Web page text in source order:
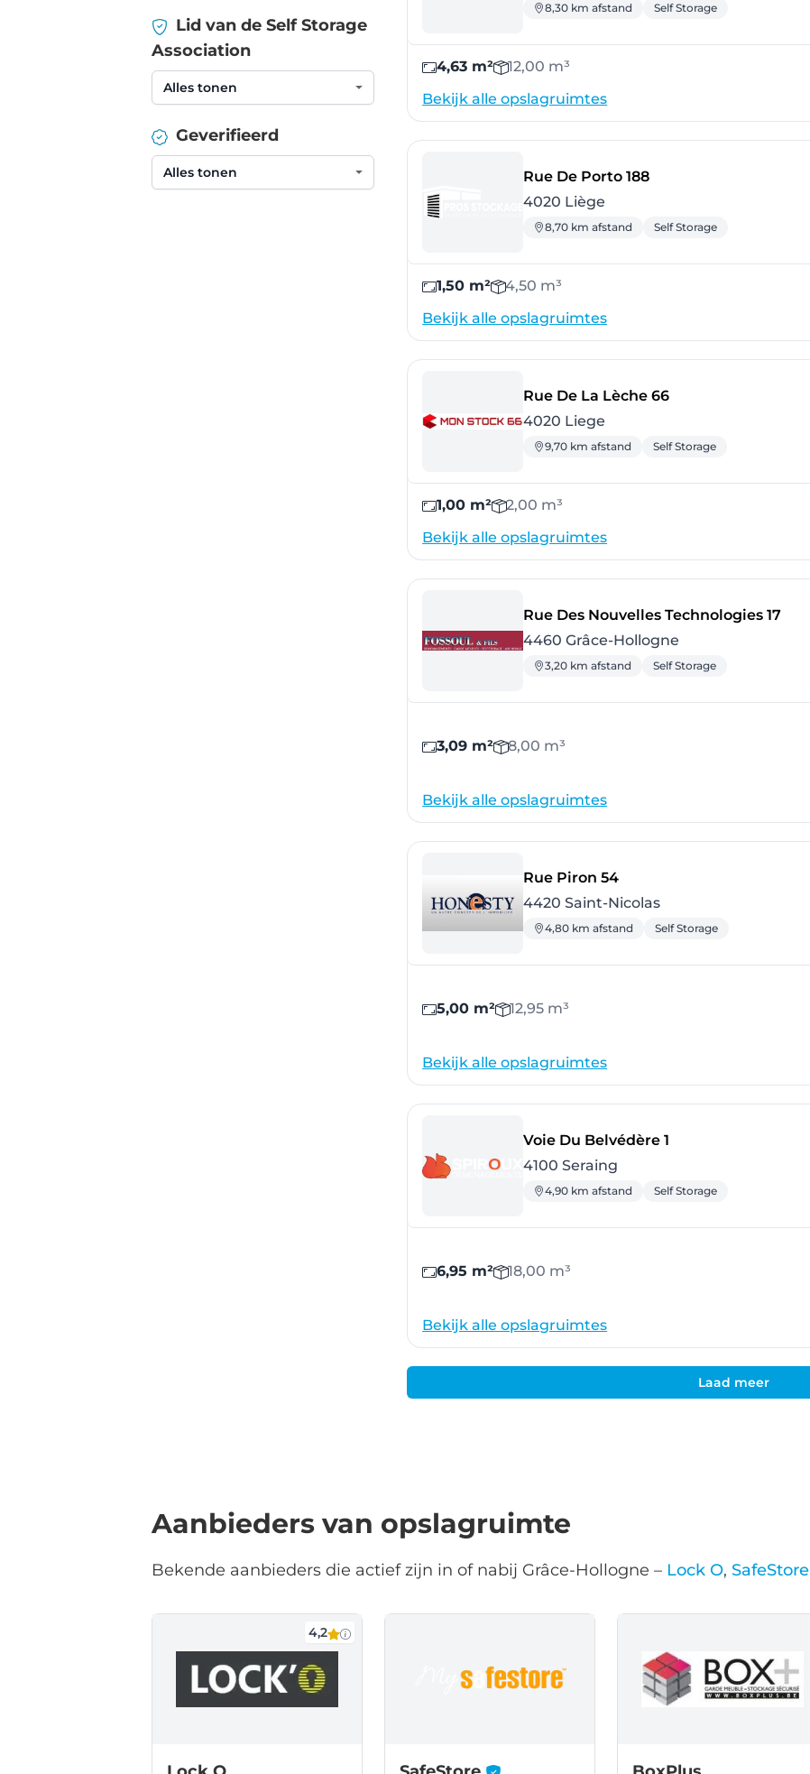
8,30 km afstand Self Storage
4,63 m² 12,00 m³
Bekijk alle opslagruimtes
Rue De Porto 188- Liège
4020 Liège
8,70 km afstand Self Storage
1,50 m² 4,50 m³
Bekijk alle opslagruimtes
Rue De La Lèche 66- Liege
4020 Liege
9,70 km afstand Self Storage
1,00 m² 2,00 m³
Bekijk alle opslagruimtes
Rue Des Nouvelles Technologies 17-
4460 Grâce-Hollogne
3,20 km afstand Self Storage
3,09 m² 8,00 m³
Bekijk alle opslagruimtes
Rue Piron 54- Saint-Nicolas
4420 Saint-Nicolas
4,80 km afstand Self Storage
5,00 m² 12,95 m³
Bekijk alle opslagruimtes
Voie Du Belvédère 1
4100 Seraing
4,90 km afstand Self Storage
6,95 m² 18,00 m³
Bekijk alle opslagruimtes
Laad meer
Lid van de Self Storage
Association
Geverifieerd
Aanbieders van opslagruimte
Bekende aanbieders die actief zijn in of nabij Grâce-Hollogne – Lock O, SafeStore
4,2